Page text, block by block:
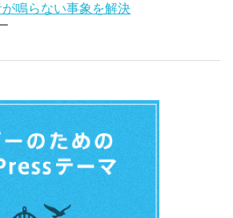
鳴らない事象を解決